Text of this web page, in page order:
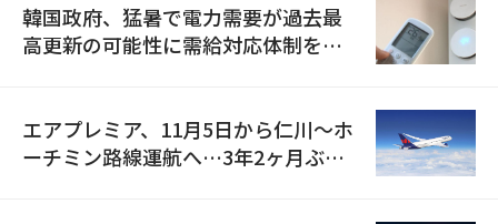
韓国政府、猛暑で電力需要が過去最
高更新の可能性に需給対応体制を点
エアプレミア、11月5日から仁川〜ホ
ーチミン路線運航へ…3年2ヶ月ぶり